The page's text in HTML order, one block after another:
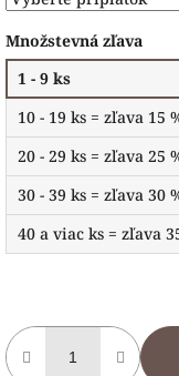
Množstevná zľava
1 - 9 ks
10 - 19 ks = zľava 15
20 - 29 ks = zľava 25
30 - 39 ks = zľava 30
40 a viac ks = zľava